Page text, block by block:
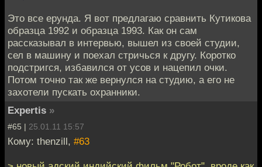
Это все ерунда. Я вот предлагаю сравнить Кутикова
образца 1992 и образца 1993. Как он сам
рассказывал в интервью, вышел из своей студии,
сел в машину и поехал стричься к другу. Коротко
подстригся, избавился от усов и нацепил очки.
Потом точно так же вернулся на студию, а его не
захотели пускать охранники.
Expertis »
#65 | 25.01.11 15:57
Кому: thenzill, #63